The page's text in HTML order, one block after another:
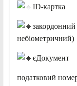
ID-картка
небіометричний)
єДокумент
податковий